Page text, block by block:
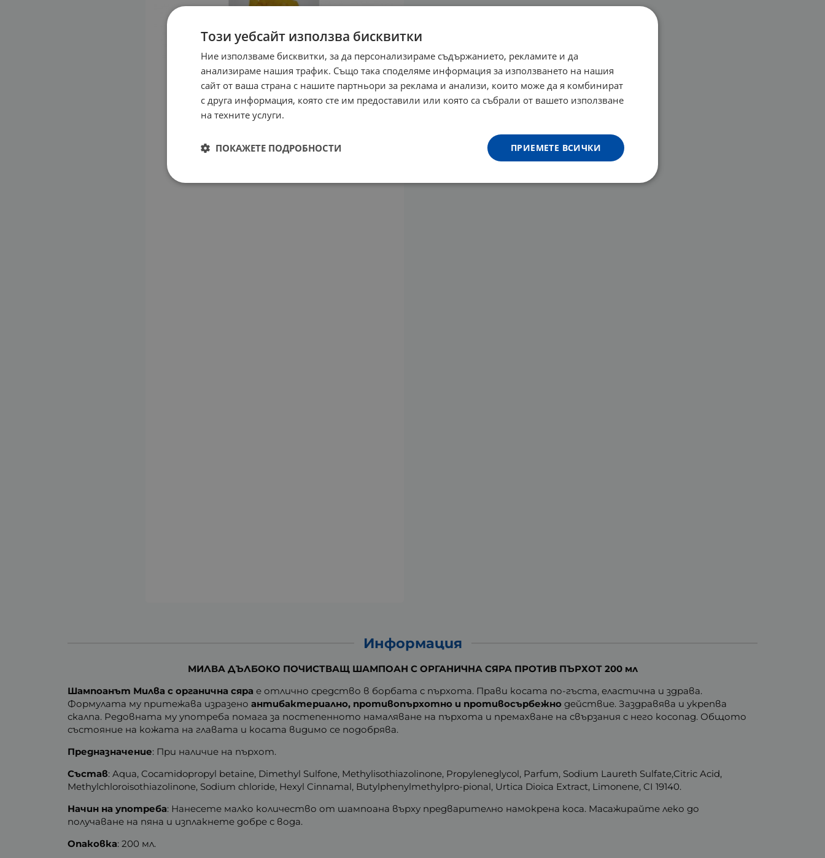
Информация
МИЛВА ДЪЛБОКО ПОЧИСТВАЩ ШАМПОАН С ОРГАНИЧНА СЯРА ПРОТИВ ПЪРХОТ 200 мл
Шампоанът Милва с органична сяра е отлично средство в борбата с пърхота. Прави косата по-гъста, еластична и здрава.
Формулата му притежава изразеноантибактериално, противопърхотно и противосърбежно действие. Заздравява и укрепва
скалпа. Редовната му употреба помага за постепенното намаляване на пърхота и премахване на свързания с него косопад. Общото
състояние на кожата на главата и косата видимо се подобрява.
Предназначение: При наличие на пърхот.
Състав: Aqua, Cocamidopropyl betaine, Dimethyl Sulfone, Methylisothiazolinone, Propyleneglycol, Parfum, Sodium Laureth Sulfate,Citric Acid,
Methylchloroisothiazolinone, Sodium chloride, Hexyl Cinnamal, Butylphenylmethylpro-pional, Urtica Dioica Extract, Limonene, CI 19140.
Начин на употреба: Нанесете малко количество от шампоана върху предварително намокрена коса. Масажирайте леко до
получаване на пяна и изплакнете добре с вода.
Опаковка: 200 мл.
Този уебсайт използва бисквитки
Ние използваме бисквитки, за да персонализираме съдържанието, рекламите и да
анализираме нашия трафик. Също така споделяме информация за използването на нашия
сайт от ваша страна с нашите партньори за реклама и анализи, които може да я комбинират
с друга информация, която сте им предоставили или която са събрали от вашето използване
на техните услуги.
ПРИЕМЕТЕ ВСИЧКИ
ПОКАЖЕТЕ ПОДРОБНОСТИ